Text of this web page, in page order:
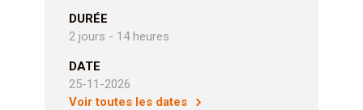
DURÉE
2 jours - 14 heures
DATE
25-11-2026
Voir toutes les dates